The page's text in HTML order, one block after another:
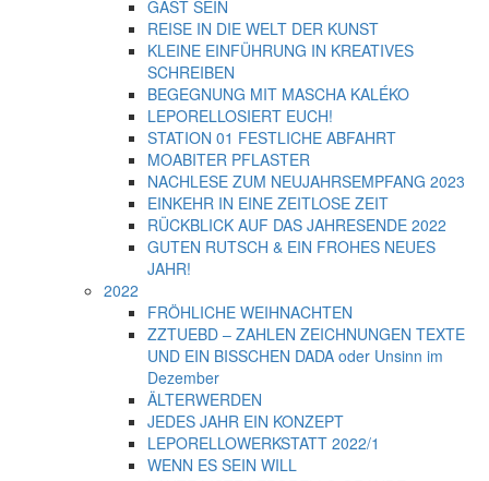
GAST SEIN
REISE IN DIE WELT DER KUNST
KLEINE EINFÜHRUNG IN KREATIVES
SCHREIBEN
BEGEGNUNG MIT MASCHA KALÉKO
LEPORELLOSIERT EUCH!
STATION 01 FESTLICHE ABFAHRT
MOABITER PFLASTER
NACHLESE ZUM NEUJAHRSEMPFANG 2023
EINKEHR IN EINE ZEITLOSE ZEIT
RÜCKBLICK AUF DAS JAHRESENDE 2022
GUTEN RUTSCH & EIN FROHES NEUES
JAHR!
2022
FRÖHLICHE WEIHNACHTEN
ZZTUEBD – ZAHLEN ZEICHNUNGEN TEXTE
UND EIN BISSCHEN DADA oder Unsinn im
Dezember
ÄLTERWERDEN
JEDES JAHR EIN KONZEPT
LEPORELLOWERKSTATT 2022/1
WENN ES SEIN WILL